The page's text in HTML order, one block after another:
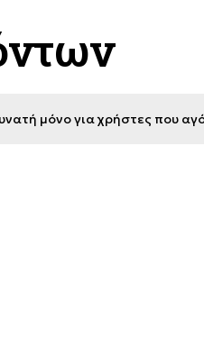
μόνο για χρήστες που